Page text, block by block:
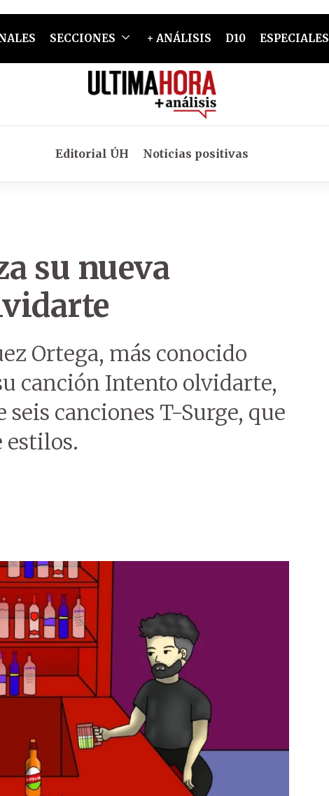
SECCIONES + ANÁLISIS D10 ESPECIALES
Editorial ÚH Noticias positivas
su nueva
Ortega, más conocido
canción Intento olvidarte,
seis canciones T-Surge, que
estilos.